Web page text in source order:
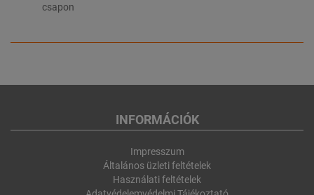
csapon
INFORMÁCIÓK
Impresszum
Általános üzleti feltételek
Használati feltételek